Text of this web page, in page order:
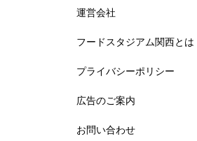
運営会社
フードスタジアム関西とは
プライバシーポリシー
広告のご案内
お問い合わせ